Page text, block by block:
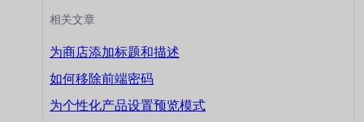
相关文章
为商店添加标题和描述
如何移除前端密码
为个性化产品设置预览模式